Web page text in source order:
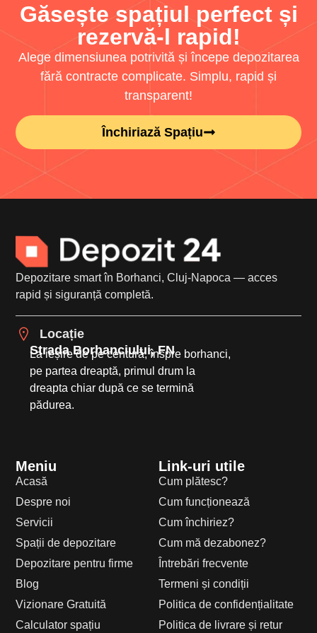
Găsește spațiul perfect și
rezervă-l rapid!
Alege dimensiunea potrivită și începe depozitarea
fără contracte complicate. Simplu, rapid și
transparent!
Închiriază Spațiu
Depozitare smart în Borhanci, Cluj-Napoca — acces
rapid și siguranță completă.
Locație
Strada Borhanciului, FN
La ieșire de pe centură, înspre borhanci,
pe partea dreaptă, primul drum la
dreapta chiar după ce se termină
pădurea.
Meniu
Acasă
Despre noi
Servicii
Spații de depozitare
Depozitare pentru firme
Blog
Vizionare Gratuită
Calculator spațiu
Link-uri utile
Cum plătesc?
Cum funcționează
Cum închiriez?
Cum mă dezabonez?
Întrebări frecvente
Termeni și condiții
Politica de confidențialitate
Politica de livrare și retur